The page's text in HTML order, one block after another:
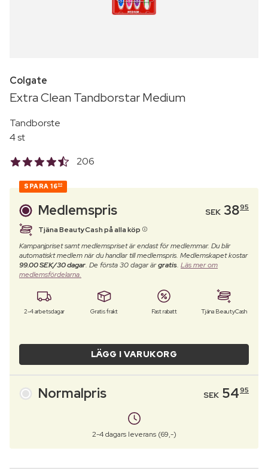
Colgate
Extra Clean Tandborstar Medium
Tandborste
4 st
206
SPARA 1600
Medlemspris SEK 3895
Tjäna BeautyCash på alla köp
Kampanjpriset samt medlemspriset är endast för medlemmar. Du blir
automatiskt medlem när du handlar till medlemspris. Medlemskapet kostar
99.00 SEK/30 dagar. De första 30 dagar ärgratis. Läs mer om
medlemsfördelarna.
2-4 arbetsdagar Gratis frakt Fast rabatt Tjäna BeautyCash
LÄGG I VARUKORG
Normalpris SEK 5495
2-4 dagars leverans (69,-)